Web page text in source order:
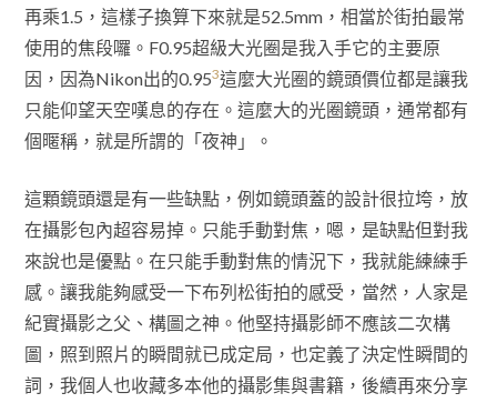
再乘1.5，這樣子換算下來就是52.5mm，相當於街拍最常
使用的焦段囉。F0.95超級大光圈是我入手它的主要原
因，因為Nikon出的0.953這麼大光圈的鏡頭價位都是讓我
只能仰望天空嘆息的存在。這麼大的光圈鏡頭，通常都有
個暱稱，就是所謂的「夜神」。
這顆鏡頭還是有一些缺點，例如鏡頭蓋的設計很拉垮，放
在攝影包內超容易掉。只能手動對焦，嗯，是缺點但對我
來說也是優點。在只能手動對焦的情況下，我就能練練手
感。讓我能夠感受一下布列松街拍的感受，當然，人家是
紀實攝影之父、構圖之神。他堅持攝影師不應該二次構
圖，照到照片的瞬間就已成定局，也定義了決定性瞬間的
詞，我個人也收藏多本他的攝影集與書籍，後續再來分享